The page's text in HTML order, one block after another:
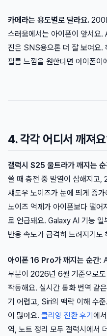
카메라는 용도별로 달라요.
스러움에서는 아이폰이 앞서요
진은 SNS용으론 더 잘 보여요.
필름 느낌을 원한다면 아이폰이
4. 각각 어디서 깨져
갤럭시 S25 울트라가 깨지는
쓸 때 충전 중 발열이 심해지고
섀도우 노이즈가 눈에 띄게 증
노이즈 억제가 아이폰보다 떨어
로 언급돼요. Galaxy AI 기능 일
반응 속도가 급격히 느려지기도
아이폰 16 Pro가 깨지는 순간:
부분이 2026년 6월 기준으로
작동해요. 실시간 통화 번역 같
기 어렵고, Siri의 맥락 이해 수
이 많아요. 클리앙 전환 후기 에
역, 노트 정리 모두 갤럭시에서